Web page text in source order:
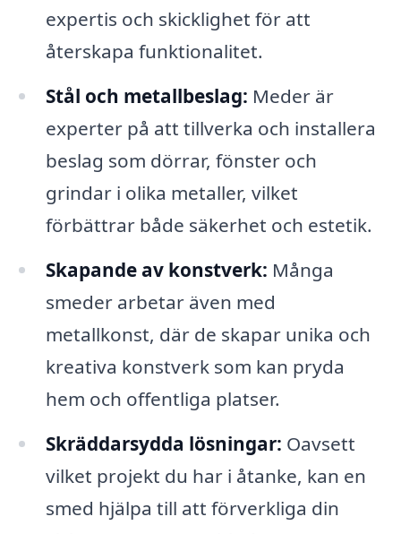
expertis och skicklighet för att
återskapa funktionalitet.
Stål och metallbeslag: Meder är
experter på att tillverka och installera
beslag som dörrar, fönster och
grindar i olika metaller, vilket
förbättrar både säkerhet och estetik.
Skapande av konstverk: Många
smeder arbetar även med
metallkonst, där de skapar unika och
kreativa konstverk som kan pryda
hem och offentliga platser.
Skräddarsydda lösningar: Oavsett
vilket projekt du har i åtanke, kan en
smed hjälpa till att förverkliga din